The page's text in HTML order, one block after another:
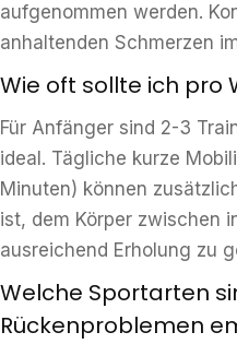
aufgenommen werden.
anhaltenden Schmerzen
Wie oft sollte ich pro
Für Anfänger sind 2-3
ideal. Tägliche kurze
Minuten) können
ist, dem Körper zwischen
ausreichend Erholung zu
Welche Sportarten
Rückenproblemen